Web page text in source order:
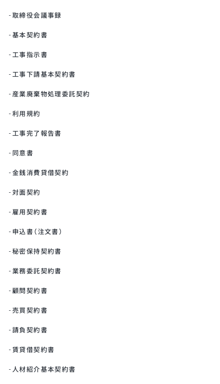
取締役会議事録
基本契約書
工事指示書
工事下請基本契約書
産業廃棄物処理委託契約
利用規約
工事完了報告書
同意書
金銭消費貸借契約
対面契約
雇用契約書
申込書（注文書）
秘密保持契約書
業務委託契約書
顧問契約書
売買契約書
請負契約書
賃貸借契約書
人材紹介基本契約書